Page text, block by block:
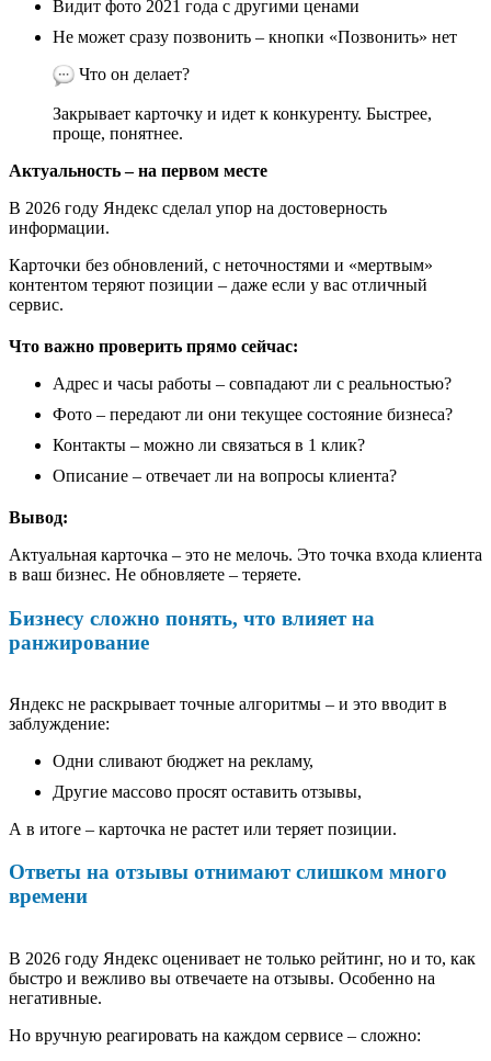
Видит фото 2021 года с другими ценами
Не может сразу позвонить – кнопки «Позвонить» нет
Что он делает?
Закрывает карточку и идет к конкуренту. Быстрее,
проще, понятнее.
Актуальность – на первом месте
В 2026 году Яндекс сделал упор на достоверность
информации.
Карточки без обновлений, с неточностями и «мертвым»
контентом теряют позиции – даже если у вас отличный
сервис.
Что важно проверить прямо сейчас:
Адрес и часы работы – совпадают ли с реальностью?
Фото – передают ли они текущее состояние бизнеса?
Контакты – можно ли связаться в 1 клик?
Описание – отвечает ли на вопросы клиента?
Вывод:
Актуальная карточка – это не мелочь. Это точка входа клиента
в ваш бизнес. Не обновляете – теряете.
Бизнесу сложно понять, что влияет на
ранжирование
Яндекс не раскрывает точные алгоритмы – и это вводит в
заблуждение:
Одни сливают бюджет на рекламу,
Другие массово просят оставить отзывы,
А в итоге – карточка не растет или теряет позиции.
Ответы на отзывы отнимают слишком много
времени
В 2026 году Яндекс оценивает не только рейтинг, но и то, как
быстро и вежливо вы отвечаете на отзывы. Особенно на
негативные.
Но вручную реагировать на каждом сервисе – сложно: